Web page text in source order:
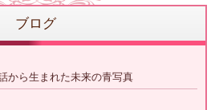
ブログ
から生まれた未来の青写真